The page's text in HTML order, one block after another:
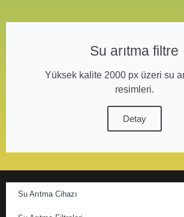
Su arıtma filtre
Yüksek kalite 2000 px üzeri su
resimleri.
Detay
Su Arıtma Cihazı